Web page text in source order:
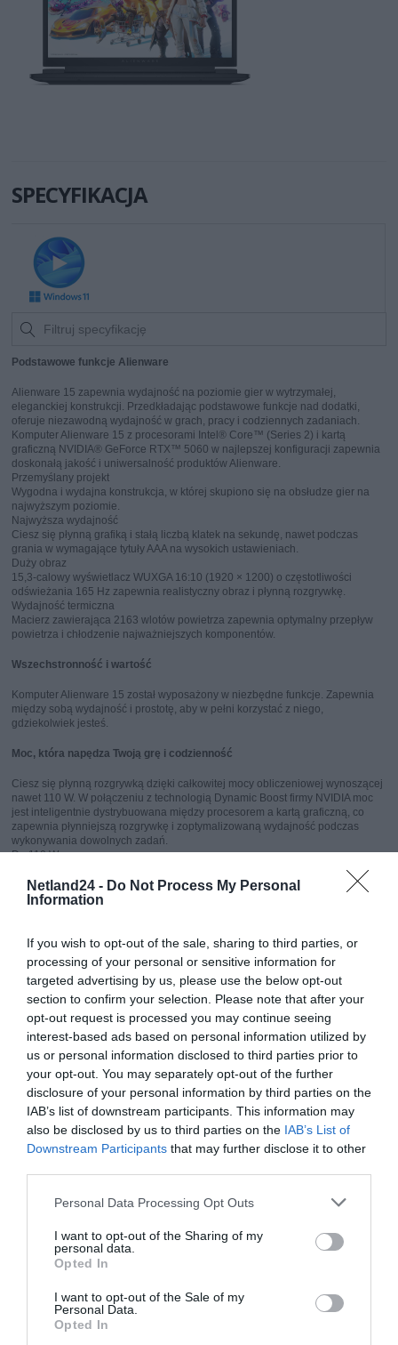
Netland24 - Do Not Process My Personal
Information
If you wish to opt-out of the sale, sharing to third parties, or
processing of your personal or sensitive information for
targeted advertising by us, please use the below opt-out
section to confirm your selection. Please note that after your
opt-out request is processed you may continue seeing
interest-based ads based on personal information utilized by
us or personal information disclosed to third parties prior to
your opt-out. You may separately opt-out of the further
disclosure of your personal information by third parties on the
IAB’s list of downstream participants. This information may
also be disclosed by us to third parties on the IAB’s List of
Downstream Participants that may further disclose it to other
Personal Data Processing Opt Outs
I want to opt-out of the Sharing of my
personal data.
Opted In
I want to opt-out of the Sale of my
Personal Data.
Opted In
SPECYFIKACJA
Podstawowe funkcje Alienware
Alienware 15 zapewnia wydajność na poziomie gier w wytrzymałej,
eleganckiej konstrukcji. Przedkładając podstawowe funkcje nad dodatki,
oferuje niezawodną wydajność w grach, pracy i codziennych zadaniach.
Komputer Alienware 15 z procesorami Intel® Core™ (Series 2) i kartą
graficzną NVIDIA® GeForce RTX™ 5060 w najlepszej konfiguracji zapewnia
doskonałą jakość i uniwersalność produktów Alienware.
Przemyślany projekt
Wygodna i wydajna konstrukcja, w której skupiono się na obsłudze gier na
najwyższym poziomie.
Najwyższa wydajność
Ciesz się płynną grafiką i stałą liczbą klatek na sekundę, nawet podczas
grania w wymagające tytuły AAA na wysokich ustawieniach.
Duży obraz
15,3-calowy wyświetlacz WUXGA 16:10 (1920 × 1200) o częstotliwości
odświeżania 165 Hz zapewnia realistyczny obraz i płynną rozgrywkę.
Wydajność termiczna
Macierz zawierająca 2163 wlotów powietrza zapewnia optymalny przepływ
powietrza i chłodzenie najważniejszych komponentów.
Wszechstronność i wartość
Komputer Alienware 15 został wyposażony w niezbędne funkcje. Zapewnia
między sobą wydajność i prostotę, aby w pełni korzystać z niego,
gdziekolwiek jesteś.
Moc, która napędza Twoją grę i codzienność
Ciesz się płynną rozgrywką dzięki całkowitej mocy obliczeniowej wynoszącej
nawet 110 W. W połączeniu z technologią Dynamic Boost firmy NVIDIA moc
jest inteligentnie dystrybuowana między procesorem a kartą graficzną, co
zapewnia płynniejszą rozgrywkę i zoptymalizowaną wydajność podczas
wykonywania dowolnych zadań.
Do 110 W
Całkowita moc obliczeniowa łączy właściwości parametrów TGP i TDP,
zwiększając ogólną wydajność przy wykonywaniu dowolnych zadań.
Do 85 W
Do 30 W
Moc termiczna procesora CPU (Thermal Design Power, TDP) skupia się na
przetwarzaniu danych w czasie rzeczywistym, zapewniając rozgrywkę bez
zakłóceń.
Stworzony z myślą o grach i wielozadaniowości
Notebook Alienware 15 został zaprojektowany tak, by sprostać każdemu
wyzwaniu dzięki dużej pojemności pamięci masowej i operacyjnej. Dzięki
możliwości rozbudowy do 32 GB pamięci DDR5 i do 2 TB pamięci SSD PCIe
(4. generacji) zapewnia elastyczność pozwalającą dostosować się do
wszelkich ewentualnych zmian.
Rewolucyjna grafika
przyszłość gier i tworzenia treści dzięki procesorom graficznym dla
NVIDIA Blackwell i AI. Karty graficzne z serii RTX 50 z NVIDIA Max-Q,
zoptymalizowany czas eksploatacji baterii i wydajność oraz oszałamiającą
wierność grafiki - idealne dla tych, którzy wymagają czegoś niezwykłego w
Precyzyjne chłodzenie
Zaprojektowany z myślą o grach notebook Alienware 15 został stworzony w
celu optymalizacji przepływu powietrza, chłodzenia i wydajności. Wloty